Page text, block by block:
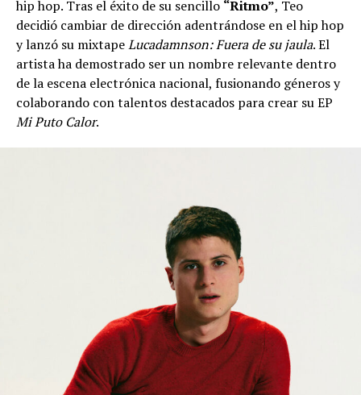
hip hop. Tras el éxito de su sencillo “Ritmo”, Teo
decidió cambiar de dirección adentrándose en el hip hop
y lanzó su mixtapeLucadamnson: Fuera de su jaula. El
artista ha demostrado ser un nombre relevante dentro
de la escena electrónica nacional, fusionando géneros y
colaborando con talentos destacados para crear su EP
Mi Puto Calor.